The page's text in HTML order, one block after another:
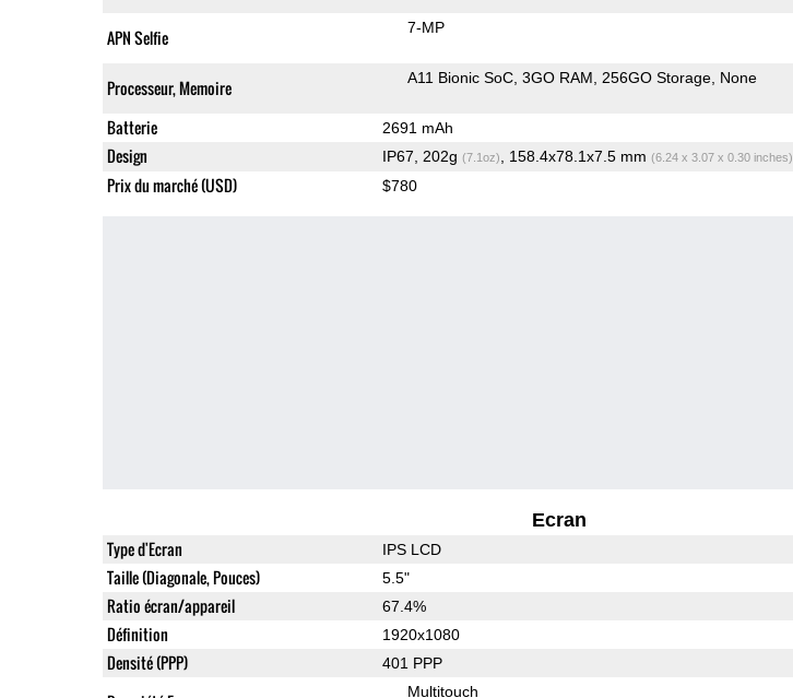
APN Selfie 7-MP
Processeur, Memoire A11 Bionic SoC 3GO RAM 256GO Storage None
Batterie 2691 mAh
Design IP67, 202g (7.1oz) , 158.4x78.1x7.5 mm (6.24 x 3.07 x 0.30 inches)
Prix du marché (USD) $780
Ecran
Type d'Ecran IPS LCD
Taille (Diagonale, Pouces) 5.5"
Ratio écran/appareil 67.4%
Définition 1920x1080
Densité (PPP) 401 PPP
Multitouch